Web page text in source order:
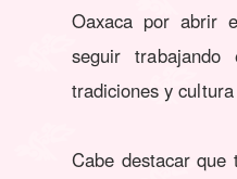
Oaxaca por abrir
seguir
tradiciones y
Cabe destacar que